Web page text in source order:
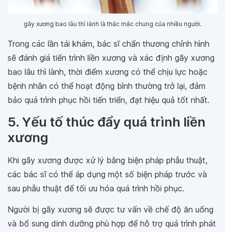
gãy xương bao lâu thì lành là thắc mắc chung của nhiều người.
Trong các lần tái khám, bác sĩ chấn thương chỉnh hình
sẽ đánh giá tiến trình liền xương và xác định gãy xương
bao lâu thì lành, thời điểm xương có thể chịu lực hoặc
bệnh nhân có thể hoạt động bình thường trở lại, đảm
bảo quá trình phục hồi tiến triển, đạt hiệu quả tốt nhất.
5. Yếu tố thúc đẩy quá trình liền
xương
Khi gãy xương được xử lý bằng biện pháp phẫu thuật,
các bác sĩ có thể áp dụng một số biện pháp trước và
sau phẫu thuật để tối ưu hóa quá trình hồi phục.
Người bị gãy xương sẽ được tư vấn về chế độ ăn uống
và bổ sung dinh dưỡng phù hợp để hỗ trợ quá trình phát